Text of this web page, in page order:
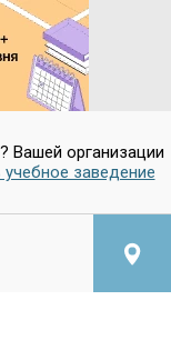
Вашей организации
заведение